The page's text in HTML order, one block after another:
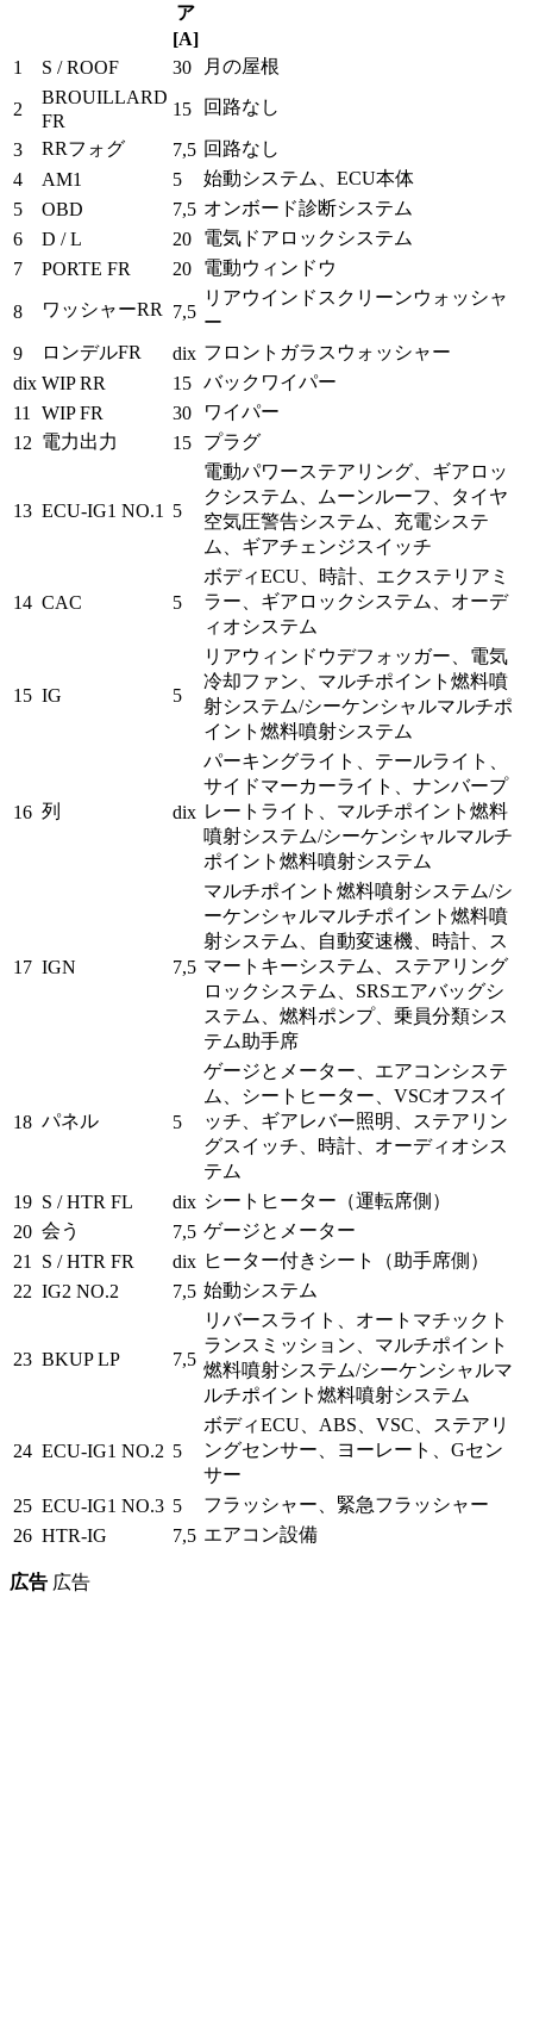
ア
[A]
1 S / ROOF 30 月の屋根
2
BROUILLARD
FR
15 回路なし
3 RRフォグ 7,5 回路なし
4
AM1 5
始動システム、ECU本体
5
OBD 7,5 オンボード診断システム
6
D / L 20
電気ドアロックシステム
7
PORTE FR 20 電動ウィンドウ
8 ワッシャーRR 7,5
リアウインドスクリーンウォッシャ
ー
9
ロンデルFR dix フロントガラスウォッシャー
dix WIP RR 15 バックワイパー
11
WIP FR 30
ワイパー
12 電力出力 15 プラグ
13 ECU-IG1 NO.1 5
電動パワーステアリング、ギアロッ
クシステム、ムーンルーフ、タイヤ
空気圧警告システム、充電システ
ム、ギアチェンジスイッチ
14 CAC 5
ボディECU、時計、エクステリアミ
ラー、ギアロックシステム、オーデ
ィオシステム
15 IG 5
リアウィンドウデフォッガー、電気
冷却ファン、マルチポイント燃料噴
射システム/シーケンシャルマルチポ
イント燃料噴射システム
16 列 dix
パーキングライト、テールライト、
サイドマーカーライト、ナンバープ
レートライト、マルチポイント燃料
噴射システム/シーケンシャルマルチ
ポイント燃料噴射システム
17 IGN 7,5
マルチポイント燃料噴射システム/シ
ーケンシャルマルチポイント燃料噴
射システム、自動変速機、時計、ス
マートキーシステム、ステアリング
ロックシステム、SRSエアバッグシ
ステム、燃料ポンプ、乗員分類シス
テム助手席
18 パネル 5
ゲージとメーター、エアコンシステ
ム、シートヒーター、VSCオフスイ
ッチ、ギアレバー照明、ステアリン
グスイッチ、時計、オーディオシス
テム
19 S / HTR FL dix シートヒーター（運転席側）
20 会う 7,5 ゲージとメーター
21
S / HTR FR dix ヒーター付きシート（助手席側）
22 IG2 NO.2 7,5 始動システム
23 BKUP LP 7,5
リバースライト、オートマチックト
ランスミッション、マルチポイント
燃料噴射システム/シーケンシャルマ
ルチポイント燃料噴射システム
24 ECU-IG1 NO.2 5
ボディECU、ABS、VSC、ステアリ
ングセンサー、ヨーレート、Gセン
サー
25 ECU-IG1 NO.3 5
フラッシャー、緊急フラッシャー
26 HTR-IG 7,5 エアコン設備
広告 広告